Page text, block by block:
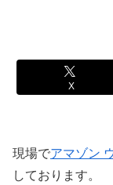
X
現場でアマゾン
しております。